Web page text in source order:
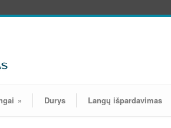
» Durys Langų išpardavimas